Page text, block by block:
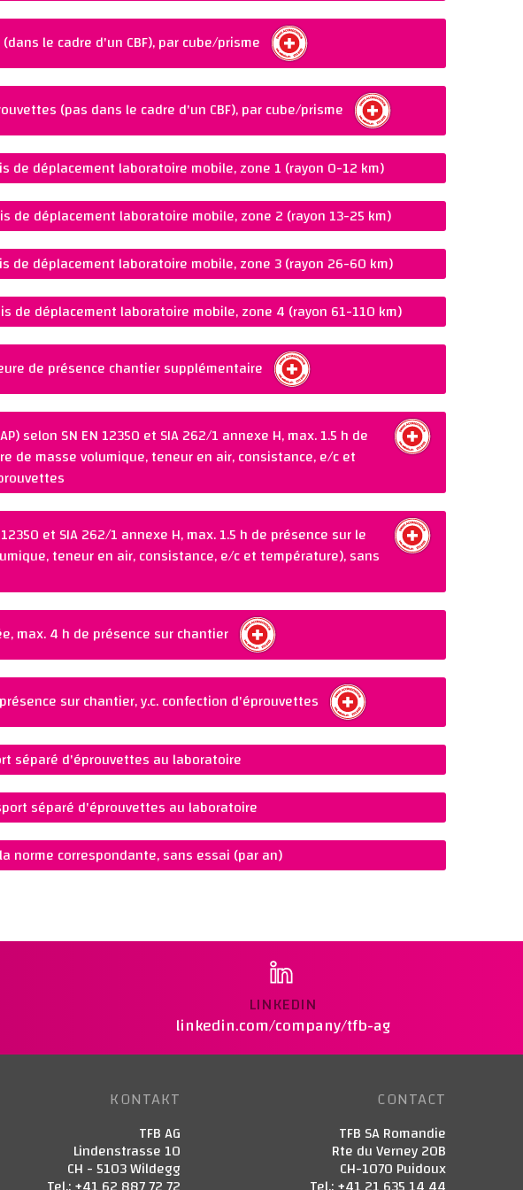
NORME :
SN EN 12350-11 und SN EN
12350-12le cadre d'un CBF), par cube/prisme
(pas dans le cadre d'un CBF), par cube/prisme
de déplacement laboratoire mobile, zone 1 (rayon 0-12 km)
de déplacement laboratoire mobile, zone 2 (rayon 13-25 km)
de déplacement laboratoire mobile, zone 3 (rayon 26-60 km)
de déplacement laboratoire mobile, zone 4 (rayon 61-110 km)
de présence chantier supplémentaire
NORME :
SN EN 12350
selon SN EN 12350 et SIA 262/1 annexe H, max. 1.5 h de
de masse volumique, teneur en air, consistance, e/c et
NORME :
et SIA 262/1 annexe H, max. 1.5 h de présence sur le
teneur en air, consistance, e/c et température), sans
NORME :
SN EN 12350
max. 4 h de présence sur chantier
NORME :
SN EN 12350sur chantier, y.c. confection d'éprouvettes
NORME :
SN EN 12350
séparé d'éprouvettes au laboratoire
séparé d'éprouvettes au laboratoire
norme correspondante, sans essai (par an)
LINKEDIN
linkedin.com/company/tfb-ag
KONTAKT
TFB AG
Lindenstrasse 10
CH - 5103 Wildegg
CONTACT
TFB SA Romandie
Rte du Verney 20B
CH-1070 Puidoux